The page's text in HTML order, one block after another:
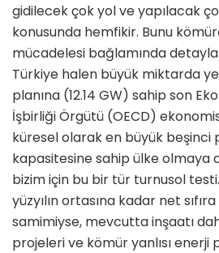
gidilecek çok yol ve yapılacak
konusunda hemfikir. Bunu
mücadelesi bağlamında
Türkiye halen büyük miktarda
planına (12.14 GW) sahip son
İşbirliği Örgütü (OECD)
küresel olarak en büyük beşinci
kapasitesine sahip ülke olmaya
bizim için bu bir tür turnusol
yüzyılın ortasına kadar net
samimiyse, mevcutta inşaatı
projeleri ve kömür yanlısı enerji